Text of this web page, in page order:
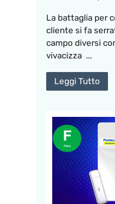
La battaglia per
cliente si fa
campo diversi
vivacizza ...
Leggi Tutto